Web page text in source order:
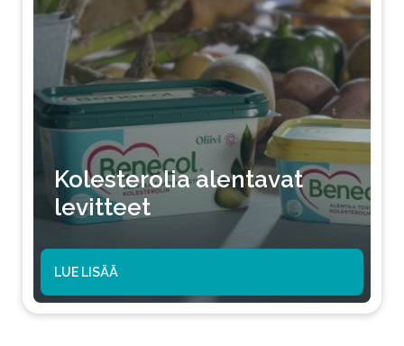
Kolesterolia alentavat
levitteet
LUE LISÄÄ